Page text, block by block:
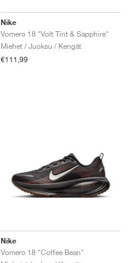
Nike
Vomero 18 "Volt Tint & Sapphire"
Miehet / Juoksu / Kengät
€111,99
Nike
Vomero 18 "Coffee Bean"